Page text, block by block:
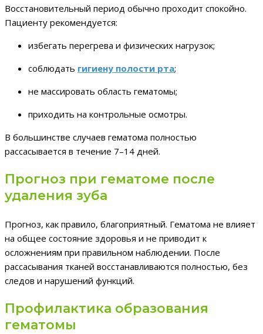
Восстановительный период обычно проходит спокойно.
Пациенту рекомендуется:
избегать перегрева и физических нагрузок;
соблюдать гигиену полости рта;
не массировать область гематомы;
приходить на контрольные осмотры.
В большинстве случаев гематома полностью
рассасывается в течение 7–14 дней.
Прогноз при гематоме после
удаления зуба
Прогноз, как правило, благоприятный. Гематома не влияет
на общее состояние здоровья и не приводит к
осложнениям при правильном наблюдении. После
рассасывания тканей восстанавливаются полностью, без
следов и нарушений функций.
Профилактика образования
гематомы